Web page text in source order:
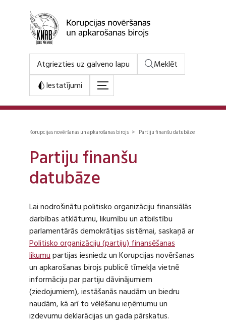
Atgriezties uz galveno lapu
Meklēt
Iestatījumi
Korupcijas novēršanas un apkarošanas birojs > Partiju finanšu datubāze
Partiju finanšu
datubāze
Lai nodrošinātu politisko organizāciju finansiālās
darbības atklātumu, likumību un atbilstību
parlamentārās demokrātijas sistēmai, saskaņā ar
Politisko organizāciju (partiju) finansēšanas
likumupartijas iesniedz un Korupcijas novēršanas
un apkarošanas birojs publicē tīmekļa vietnē
informāciju par partiju dāvinājumiem
(ziedojumiem), iestāšanās naudām un biedru
naudām, kā arī to vēlēšanu ieņēmumu un
izdevumu deklarācijas un gada pārskatus.